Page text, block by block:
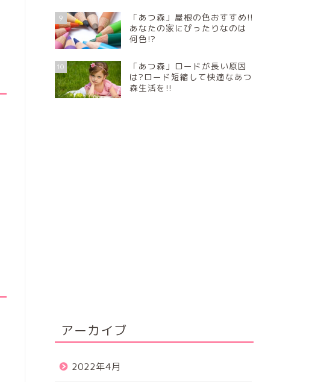
9
「あつ森」屋根の色おすすめ!!
あなたの家にぴったりなのは
何色!?
10
「あつ森」ロードが長い原因
は?ロード短縮して快適なあつ
森生活を!!
アーカイブ
2022年4月